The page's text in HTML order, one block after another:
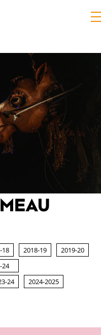
18 2018-19 2019-20
24
24
2024-2025